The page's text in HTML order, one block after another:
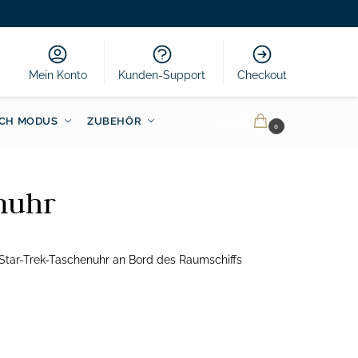
Mein Konto Kunden-Support Checkout
MODUS ZUBEHÖR 0
Trek-Taschenuhr an Bord des Raumschiffs